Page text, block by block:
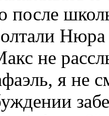
после
не
я не